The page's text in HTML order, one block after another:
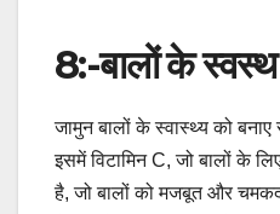
8:-बालों के
जामुन बालों के स्वास्थ्य को
इसमें विटामिन C, जो बालों के
है, जो बालों को मजबूत और